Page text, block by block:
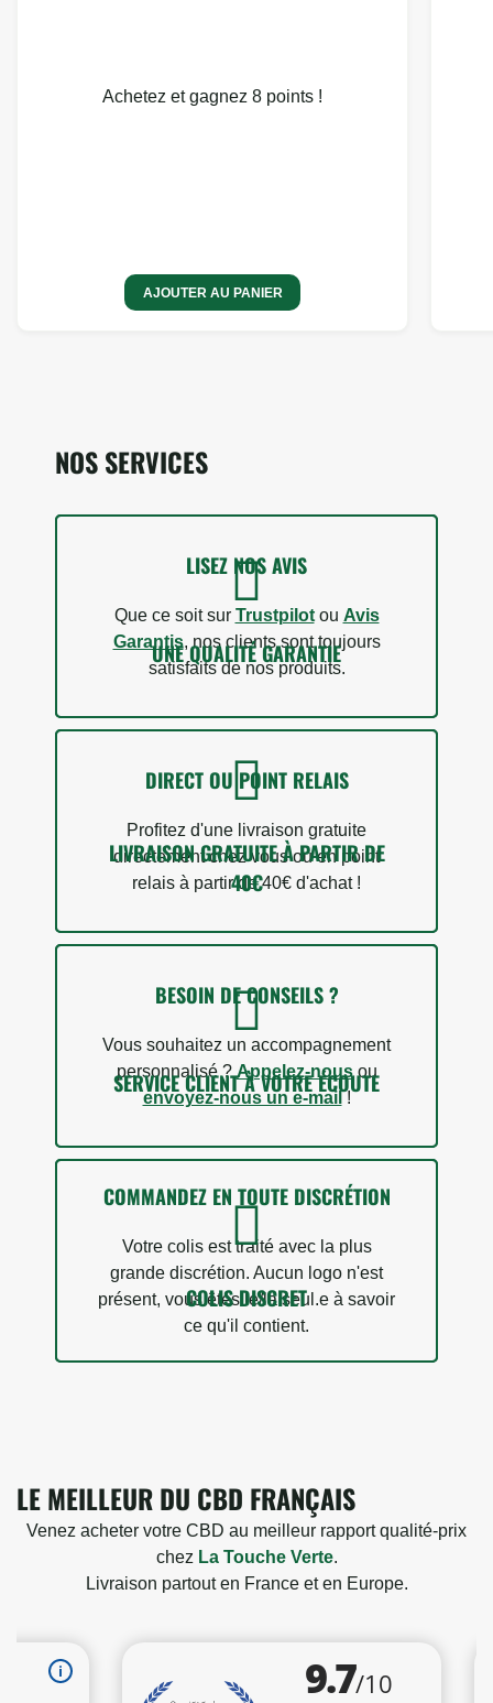
Achetez et gagnez 8 points !
AJOUTER AU PANIER
NOS SERVICES
UNE QUALITÉ GARANTIE
LISEZ NOS AVIS
Que ce soit sur Trustpilotou Avis
Garantis, nos clients sont toujours
satisfaits de nos produits.
LIVRAISON GRATUITE À PARTIR DE
40€
DIRECT OU POINT RELAIS
Profitez d'une livraison gratuite
directement chez vous ou en point
relais à partir de 40€ d'achat !
SERVICE CLIENT À VOTRE ÉCOUTE
BESOIN DE CONSEILS ?
Vous souhaitez un accompagnement
personnalisé ?Appelez-nousou
envoyez-nous un e-mail!
COLIS DISCRET
COMMANDEZ EN TOUTE DISCRÉTION
Votre colis est traité avec la plus
grande discrétion. Aucun logo n'est
présent, vous êtes le/la seul.e à savoir
ce qu'il contient.
LE MEILLEUR DU CBD FRANÇAIS
Venez acheter votre CBD au meilleur rapport qualité-prix
chez La Touche Verte.
Livraison partout en France et en Europe.